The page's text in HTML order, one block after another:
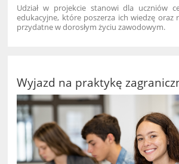
Udział w projekcie stanowi dla uczniów
edukacyjne, które poszerza ich wiedzę oraz
przydatne w dorosłym życiu zawodowym.
Wyjazd na praktykę